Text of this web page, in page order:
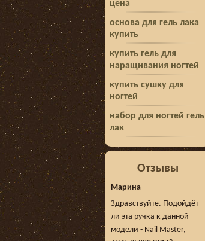
цена
основа для гель лака
купить
купить гель для
наращивания ногтей
купить сушку для
ногтей
набор для ногтей гель
лак
Отзывы
Марина
Здравствуйте. Подойдёт
ли эта ручка к данной
модели - Nail Master,